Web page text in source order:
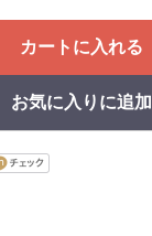
カートに入れる
お気に入りに追加